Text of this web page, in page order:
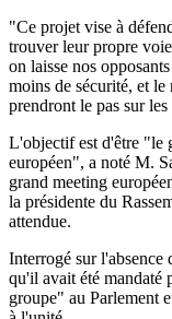
"Ce projet vise à
trouver leur propre
on laisse nos
moins de sécurité, et
prendront le pas sur
L'objectif est d'être "le
européen", a noté M.
grand meeting
la présidente du
attendue.
Interrogé sur
qu'il avait été mandaté
groupe" au Parlement